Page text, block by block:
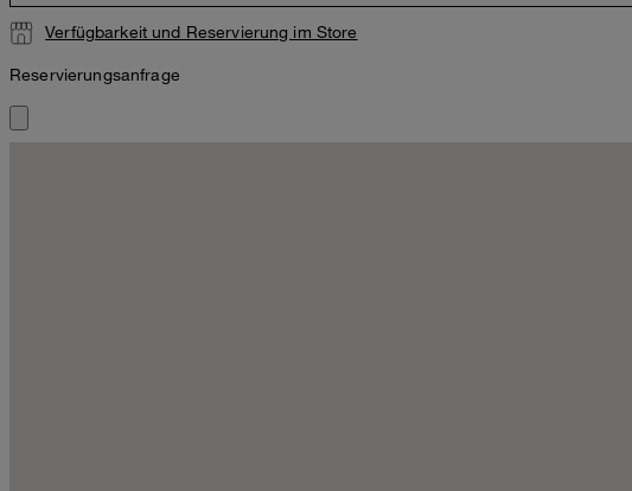
Verfügbarkeit und Reservierung im Store
Reservierungsanfrage